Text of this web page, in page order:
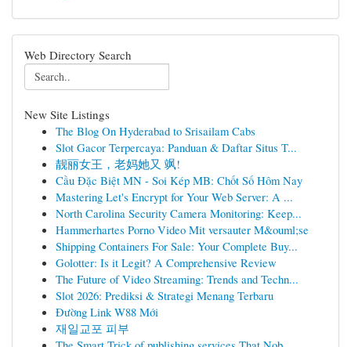
Web Directory Search
New Site Listings
The Blog On Hyderabad to Srisailam Cabs
Slot Gacor Terpercaya: Panduan & Daftar Situs T...
靓丽女王，老妈她又 飒!
Cầu Đặc Biệt MN - Soi Kép MB: Chốt Số Hôm Nay
Mastering Let's Encrypt for Your Web Server: A ...
North Carolina Security Camera Monitoring: Keep...
Hammerhartes Porno Video Mit versauter M&ouml;se
Shipping Containers For Sale: Your Complete Buy...
Golotter: Is it Legit? A Comprehensive Review
The Future of Video Streaming: Trends and Techn...
Slot 2026: Prediksi & Strategi Menang Terbaru
Đường Link W88 Mới
재일교포 피부